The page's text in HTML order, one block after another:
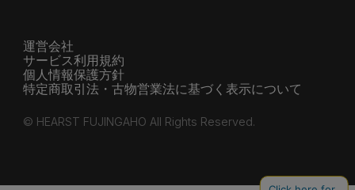
運営会社
サービス利用規約
個人情報保護方針
特定商取引法・古物営業法に基づく表示について
© HEARST FUJINGAHO All Rights Reserved.